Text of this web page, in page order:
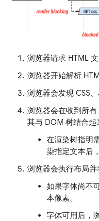
浏览器请求 HTML 文
浏览器开始解析
浏览器会发现 CSS
浏览器会在收到所
其与 DOM 树结合起
在渲染树指明
染指定文本后
浏览器会执行布局并
如果字体尚不
本像素。
字体可用后，